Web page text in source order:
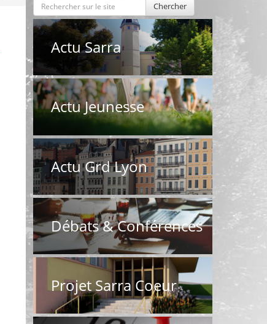
Chercher
Actu Sarra
Actu Jeunesse
Actu Grd Lyon
Débats & Conférences
Projet Sarra Coeur